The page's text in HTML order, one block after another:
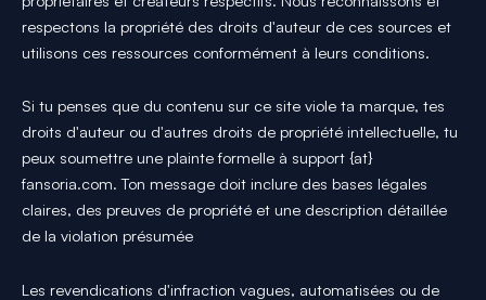
respectons la propriété des droits d'auteur de ces sources et
utilisons ces ressources conformément à leurs conditions.
Si tu penses que du contenu sur ce site viole ta marque, tes
droits d'auteur ou d'autres droits de propriété intellectuelle, tu
peux soumettre une plainte formelle à support {at}
fansoria.com. Ton message doit inclure des bases légales
claires, des preuves de propriété et une description détaillée
de la violation présumée
Les revendications d'infraction vagues, automatisées ou de